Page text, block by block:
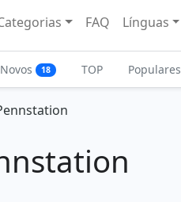
FAQ Línguas
Novos 18 TOP Populares